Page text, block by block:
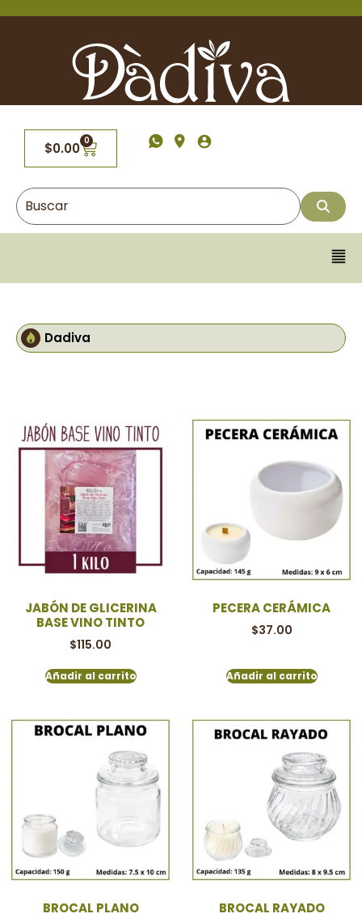
$0.00 0
Dadiva
JABÓN DE GLICERINA
BASE VINO TINTO
$115.00
Añadir al carrito
PECERA CERÁMICA
$37.00
Añadir al carrito
BROCAL PLANO BROCAL RAYADO